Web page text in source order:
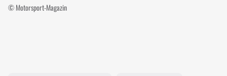
© Motorsport-Magazin